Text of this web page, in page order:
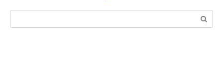
Поиск: